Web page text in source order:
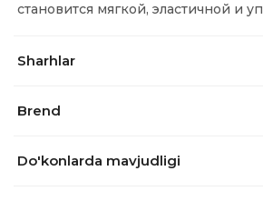
становится мягкой, эластичной и
Sharhlar
Brend
Do'konlarda mavjudligi